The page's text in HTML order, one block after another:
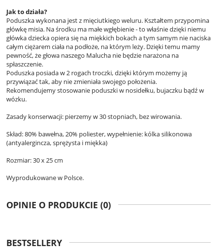
Jak to działa?
Poduszka wykonana jest z mięciutkiego weluru. Kształtem przypomina
główkę misia. Na środku ma małe wgłębienie - to właśnie dzięki niemu
główka dziecka opiera się na miękkich bokach a tym samym nie naciska
całym ciężarem ciała na podłoże, na którym leży. Dzięki temu mamy
pewność, że głowa naszego Malucha nie będzie narażona na
spłaszczenie.
Poduszka posiada w 2 rogach troczki, dzięki którym możemy ją
przywiązać tak, aby nie zmieniała swojego położenia.
Rekomendujemy stosowanie poduszki w nosidełku, bujaczku bądź w
wózku.
Zasady konserwacji: pierzemy w 30 stopniach, bez wirowania.
Skład: 80% bawełna, 20% poliester, wypełnienie: kólka silikonowa
(antyalergincza, sprężysta i miękka)
Rozmiar: 30 x 25 cm
Wyprodukowane w Polsce.
OPINIE O PRODUKCIE (0)
BESTSELLERY